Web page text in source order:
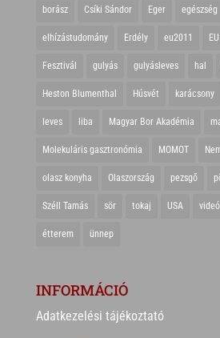
borász Csíki Sándor Eger egészség
elhízástudomány Erdély eu2011
Fesztivál gulyás gulyásleves hal
Heston Blumenthal Húsvét karácsony
leves liba Magyar Bor Akadémia
Molekuláris gasztronómia MOMOT
olasz konyha Olaszország pezsgő
Széll Tamás sör tokaj USA videó
étterem ünnep
INFORMÁCIÓ
Adatkezelési tájékoztató